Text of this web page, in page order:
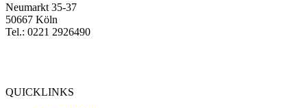
Neumarkt 35-37
50667 Köln
Tel.: 0221 2926490
QUICKLINKS